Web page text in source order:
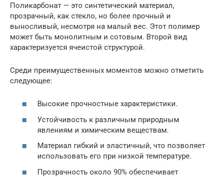
Поликарбонат — это синтетический материал,
прозрачный, как стекло, но более прочный и
выносливый, несмотря на малый вес. Этот полимер
может быть монолитным и сотовым. Второй вид
характеризуется ячеистой структурой.
Среди преимущественных моментов можно отметить
следующее:
Высокие прочностные характеристики.
Устойчивость к различным природным
явлениям и химическим веществам.
Материал гибкий и эластичный, что позволяет
использовать его при низкой температуре.
Прозрачность около 90% обеспечивает